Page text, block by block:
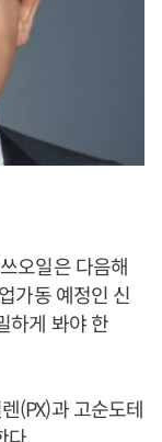
오일은 다음해
가동 예정인 신
하게 봐야 한
(PX)과 고순도테